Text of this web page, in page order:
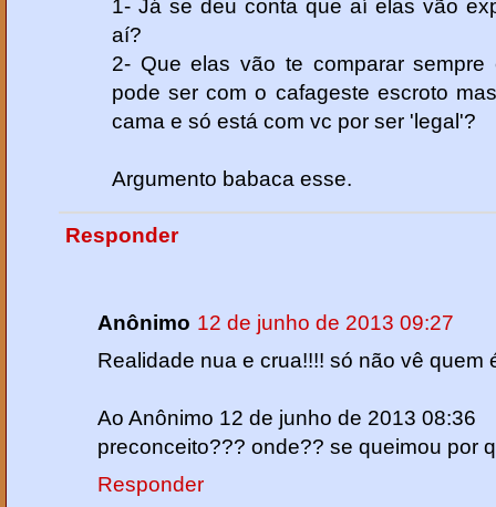
1- Já se deu conta que aí elas vão
aí?
2- Que elas vão te comparar
pode ser com o cafageste escroto
cama e só está com vc por ser 'legal'?
Argumento babaca esse.
Responder
Anônimo 12 de junho de 2013 09:27
Realidade nua e crua!!!! só não vê quem
Ao Anônimo 12 de junho de 2013 08:36
preconceito??? onde?? se queimou por
Responder